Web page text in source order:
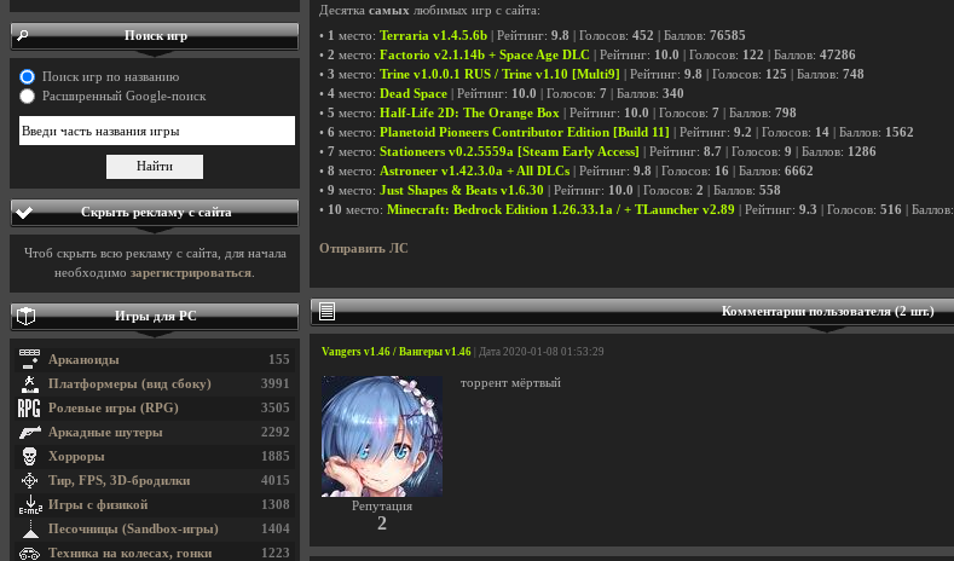
Десятка самых любимых игр с сайта:
• 1 место: Terraria v1.4.5.6b | Рейтинг: 9.8 | Голосов: 452 | Баллов: 76585
• 2 место: Factorio v2.1.14b + Space Age DLC | Рейтинг: 10.0 | Голосов: 122 | Баллов: 47286
• 3 место: Trine v1.0.0.1 RUS / Trine v1.10 [Multi9] | Рейтинг: 9.8 | Голосов: 125 | Баллов: 748
• 4 место: Dead Space | Рейтинг: 10.0 | Голосов: 7 | Баллов: 340
• 5 место: Half-Life 2D: The Orange Box | Рейтинг: 10.0 | Голосов: 7 | Баллов: 798
• 6 место: Planetoid Pioneers Contributor Edition [Build 11] | Рейтинг: 9.2 | Голосов: 14 | Баллов: 1562
• 7 место: Stationeers v0.2.5559a [Steam Early Access] | Рейтинг: 8.7 | Голосов: 9 | Баллов: 1286
• 8 место: Astroneer v1.42.3.0a + All DLCs | Рейтинг: 9.8 | Голосов: 16 | Баллов: 6662
• 9 место: Just Shapes & Beats v1.6.30 | Рейтинг: 10.0 | Голосов: 2 | Баллов: 558
• 10 место: Minecraft: Bedrock Edition 1.26.33.1a / + TLauncher v2.89 | Рейтинг: 9.3 | Голосов: 516 | Баллов:
Отправить ЛС
Комментарии пользователя (2 шт.)
Vangers v1.46 / Вангеры v1.46 | Дата 2020-01-08 01:53:29
Репутация
2
торрент мёртвый
Поиск игр
Поиск игр по названию
Расширенный Google-поиск
Скрыть рекламу с сайта
Чтоб скрыть всю рекламу с сайта, для начала
необходимо зарегистрироваться
Игры для PC
155
Арканоиды
3991
Платформеры (вид сбоку)
3505
Ролевые игры (RPG)
2292
Аркадные шутеры
1885
Хорроры
4015
Тир, FPS, 3D-бродилки
1308
Игры с физикой
1404
Песочницы (Sandbox-игры)
1223
Техника на колесах, гонки